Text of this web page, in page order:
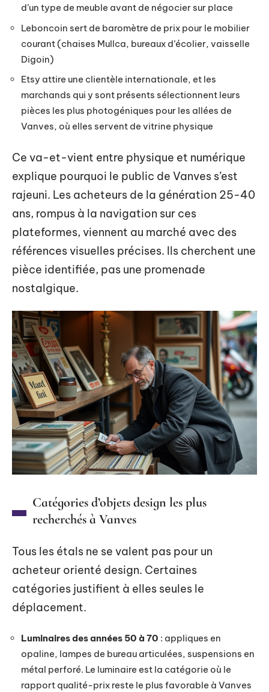
d’un type de meuble avant de négocier sur place
Leboncoin sert de baromètre de prix pour le mobilier
courant (chaises Mullca, bureaux d’écolier, vaisselle
Digoin)
Etsy attire une clientèle internationale, et les
marchands qui y sont présents sélectionnent leurs
pièces les plus photogéniques pour les allées de
Vanves, où elles servent de vitrine physique
Ce va-et-vient entre physique et numérique
explique pourquoi le public de Vanves s’est
rajeuni. Les acheteurs de la génération 25-40
ans, rompus à la navigation sur ces
plateformes, viennent au marché avec des
références visuelles précises. Ils cherchent une
pièce identifiée, pas une promenade
nostalgique.
Catégories d’objets design les plus
recherchés à Vanves
Tous les étals ne se valent pas pour un
acheteur orienté design. Certaines
catégories justifient à elles seules le
déplacement.
Luminaires des années 50 à 70 : appliques en
opaline, lampes de bureau articulées, suspensions en
métal perforé. Le luminaire est la catégorie où le
rapport qualité-prix reste le plus favorable à Vanves